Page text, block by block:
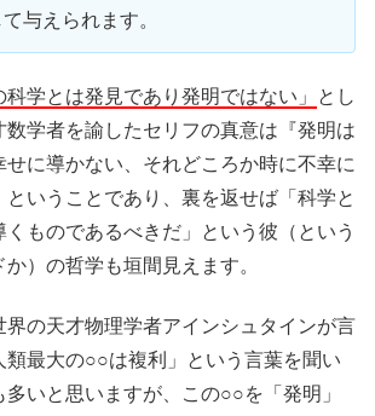
与えられます。
科学とは発見であり発明ではない」
とし
数学者を諭したセリフの真意は『発明は
せに導かない、それどころか時に不幸に
ということであり、裏を返せば「科学と
ものであるべきだ」という彼（という
）の哲学も垣間見えます。
界の天才物理学者アインシュタインが言
類最大の○○は複利」という言葉を聞い
いと思いますが、この○○を「発明」